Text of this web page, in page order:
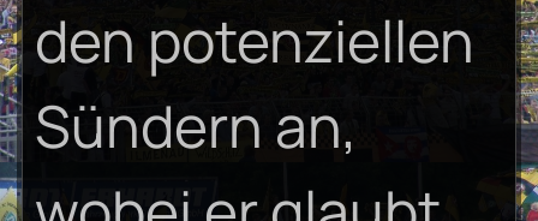
den potenziellen
Sündern an,